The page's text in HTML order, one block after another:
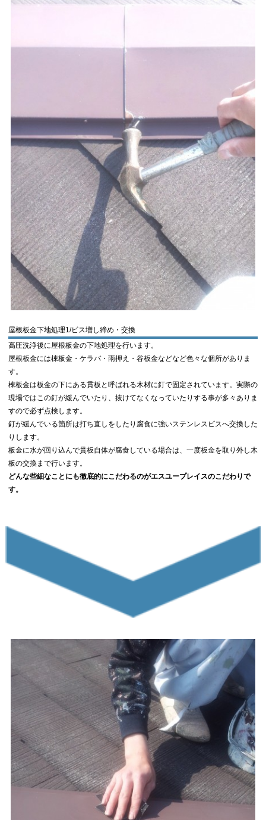
屋根板金下地処理1/ビス増し締め・交換
高圧洗浄後に屋根板金の下地処理を行います。
屋根板金には棟板金・ケラバ・雨押え・谷板金などなど色々な個所がありま
す。
棟板金は板金の下にある貫板と呼ばれる木材に釘で固定されています。実際の
現場ではこの釘が緩んでいたり、抜けてなくなっていたりする事が多々ありま
すので必ず点検します。
釘が緩んでいる箇所は打ち直しをしたり腐食に強いステンレスビスへ交換した
りします。
板金に水が回り込んで貫板自体が腐食している場合は、一度板金を取り外し木
板の交換まで行います。
どんな些細なことにも徹底的にこだわるのがエスユープレイスのこだわりで
す。